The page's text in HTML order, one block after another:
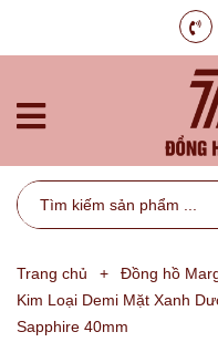
Trang chủ + Đồng hồ
Kim Loại Demi Mặt Xanh
Sapphire 40mm